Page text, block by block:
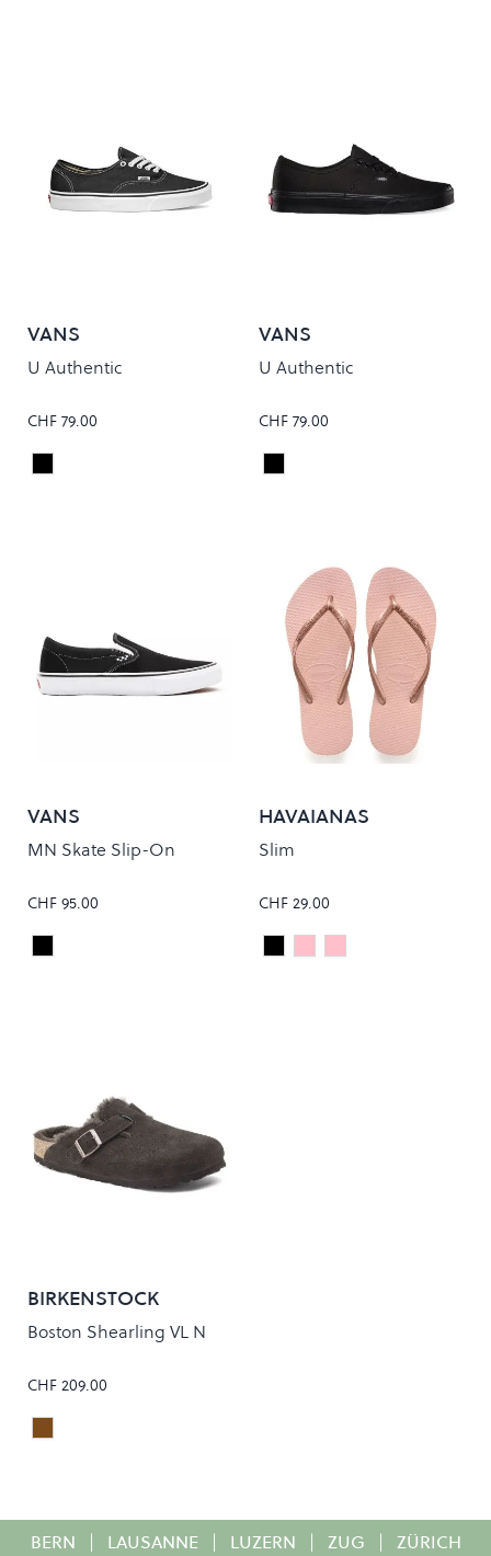
VANS
U Authentic
CHF 79.00
Colour
Black
VANS
U Authentic
CHF 79.00
Colour
Black/Black
VANS
MN Skate Slip-On
CHF 95.00
Colour
Black/White
HAVAIANAS
Slim
CHF 29.00
Colour
BlackBallet Rose
CHIFFON ROSE
BIRKENSTOCK
Boston Shearling VL N
CHF 209.00
Colour
Mocca
BERN | LAUSANNE | LUZERN | ZUG | ZÜRICH